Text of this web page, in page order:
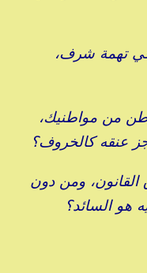
في تهمة شرف،
من مواطنيك،
عنقه كالخروف؟
ومن دون
هو السائد؟